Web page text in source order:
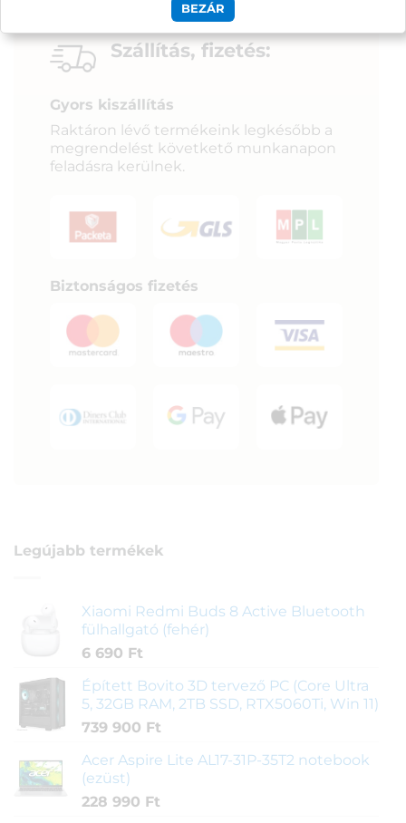
Szállítás, fizetés:
Gyors kiszállítás
Raktáron lévő termékeink legkésőbb a
megrendelést követkető munkanapon
feladásra kerülnek.
Biztonságos fizetés
Legújabb termékek
Xiaomi Redmi Buds 8 Active Bluetooth
fülhallgató (fehér)
6 690 Ft
Épített Bovito 3D tervező PC (Core Ultra
5, 32GB RAM, 2TB SSD, RTX5060Ti, Win 11)
739 900 Ft
Acer Aspire Lite AL17-31P-35T2 notebook
(ezüst)
228 990 Ft
BEZÁR